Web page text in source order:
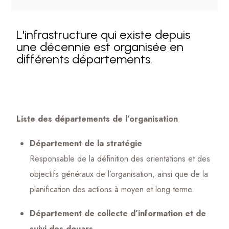
L'infrastructure qui existe depuis
une décennie est organisée en
différents départements.
Liste des départements de l’organisation
Département de la stratégie
Responsable de la définition des orientations et des
objectifs généraux de l’organisation, ainsi que de la
planification des actions à moyen et long terme.
Département de collecte d’information et de